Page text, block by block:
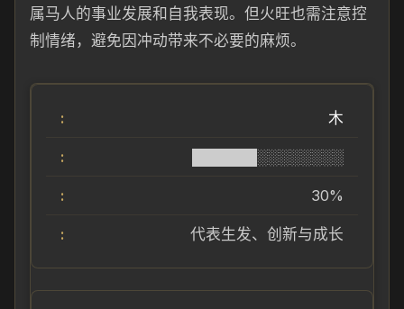
属马人的事业发展和自我表现。但火旺也需注意控
制情绪，避免因冲动带来不必要的麻烦。
木
██████░░░░░░░░
30%
代表生发、创新与成长